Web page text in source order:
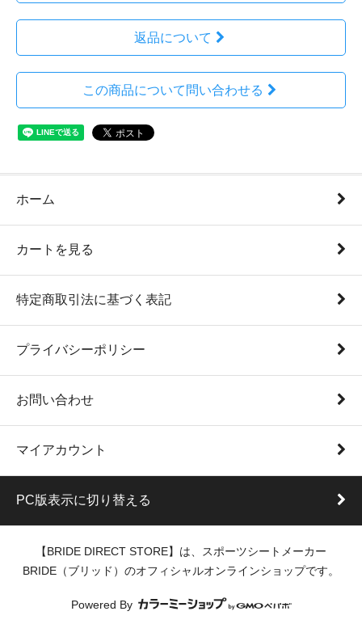
返品について
この商品について問い合わせる
ホーム
カートを見る
特定商取引法に基づく表記
プライバシーポリシー
お問い合わせ
マイアカウント
PC版表示に切り替える
【BRIDE DIRECT STORE】は、スポーツシートメーカー
BRIDE（ブリッド）のオフィシャルオンラインショップです。
Powered By